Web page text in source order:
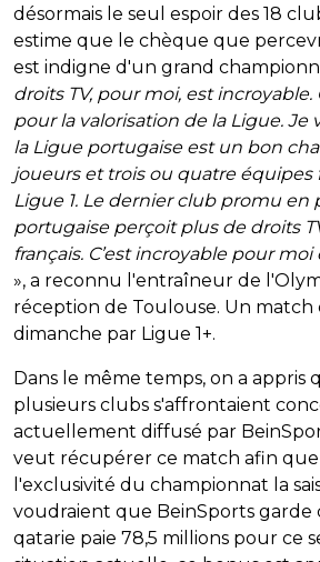
désormais le seul espoir des 18
estime que le chèque que
est indigne d'un grand
droits TV, pour moi, est
pour la valorisation de la Ligue.
la Ligue portugaise est un bon
joueurs et trois ou quatre équipes
Ligue 1. Le dernier club promu en
portugaise perçoit plus de droits
français. C’est incroyable pour
», a reconnu l'entraîneur de
réception de Toulouse. Un match
dimanche par Ligue 1+.
Dans le même temps, on a appris
plusieurs clubs s'affrontaient
actuellement diffusé par
veut récupérer ce match afin que
l'exclusivité du championnat la
voudraient que BeinSports garde
qatarie paie 78,5 millions pour ce